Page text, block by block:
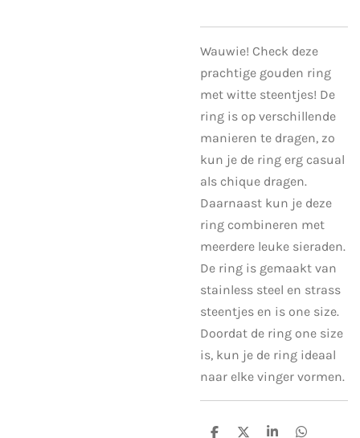
Wauwie! Check deze
prachtige gouden ring
met witte steentjes! De
ring is op verschillende
manieren te dragen, zo
kun je de ring erg casual
als chique dragen.
Daarnaast kun je deze
ring combineren met
meerdere leuke sieraden.
De ring is gemaakt van
stainless steel en strass
steentjes en is one size.
Doordat de ring one size
is, kun je de ring ideaal
naar elke vinger vormen.